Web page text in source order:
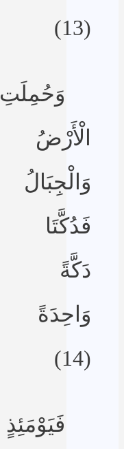
(13)
وَحُمِلَتِ
الْأَرْضُ
وَالْجِبَالُ
فَدُكَّتَا
دَكَّةً
وَاحِدَةً
(14)
فَيَوْمَئِذٍ